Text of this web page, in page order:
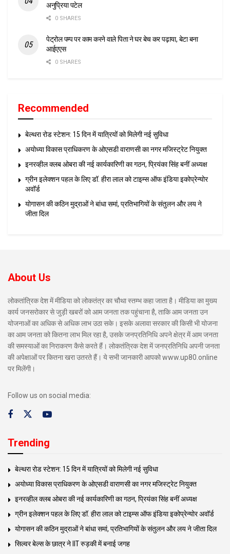
अनुप्रिया पटेल
0 SHARES
पेट्रोल पम्प पर काम करने वाले पिता ने घर बेच कर पढ़ाया, बेटा बना
आईएएस
0 SHARES
Recommended
बेल्थरा रोड स्टेशन: 15 दिन में यात्रियों को मिलेगी नई सुविधा
अयोध्या विकास प्राधिकरण के ओएसडी वाराणसी का नगर मजिस्ट्रेट नियुक्त
इनरव्हील क्लब ओबरा की नई कार्यकारिणी का गठन, प्रियंका सिंह बनीं अध्यक्ष
ग्रीन इलेक्शन पहल के लिए डॉ. हीरा लाल को टाइम्स ऑफ इंडिया इकोप्रेन्योर
अवॉर्ड
योगासन की कठिन मुद्राओं ने बांधा समां, प्रतिभागियों के संतुलन और लय ने
जीता दिल
About Us
लोकतांत्रिक देश में मीडिया को लोकतंत्र का चौथा स्तम्भ कहा जाता है। मीडिया का मुख्य
कार्य जनसरोकार से जुड़ी खबरों को आम जनता तक पहुंचाना है, ताकि आम जनता उन
योजनाओं का अधिक से अधिक लाभ उठा सके। इसके अलावा सरकार की किसी भी योजना
का आम जनता को कितना लाभ मिल रहा है, उसके जनप्रतिनिधि अपने क्षेत्र में आम जनता
की समस्याओं का निराकरण कैसे करते हैं। लोकतंत्रिक देश में जनप्रतिनिधि अपनी जनता
की अपेक्षाओं पर कितना खरा उतरते हैं। ये सभी जानकारी आपको www.up80.online
पर मिलेंगी।
Follow us on social media:
Trending
बेल्थरा रोड स्टेशन: 15 दिन में यात्रियों को मिलेगी नई सुविधा
अयोध्या विकास प्राधिकरण के ओएसडी वाराणसी का नगर मजिस्ट्रेट नियुक्त
इनरव्हील क्लब ओबरा की नई कार्यकारिणी का गठन, प्रियंका सिंह बनीं अध्यक्ष
ग्रीन इलेक्शन पहल के लिए डॉ. हीरा लाल को टाइम्स ऑफ इंडिया इकोप्रेन्योर अवॉर्ड
योगासन की कठिन मुद्राओं ने बांधा समां, प्रतिभागियों के संतुलन और लय ने जीता दिल
सिल्वर बेल्स के छात्र ने IIT रुड़की में बनाई जगह